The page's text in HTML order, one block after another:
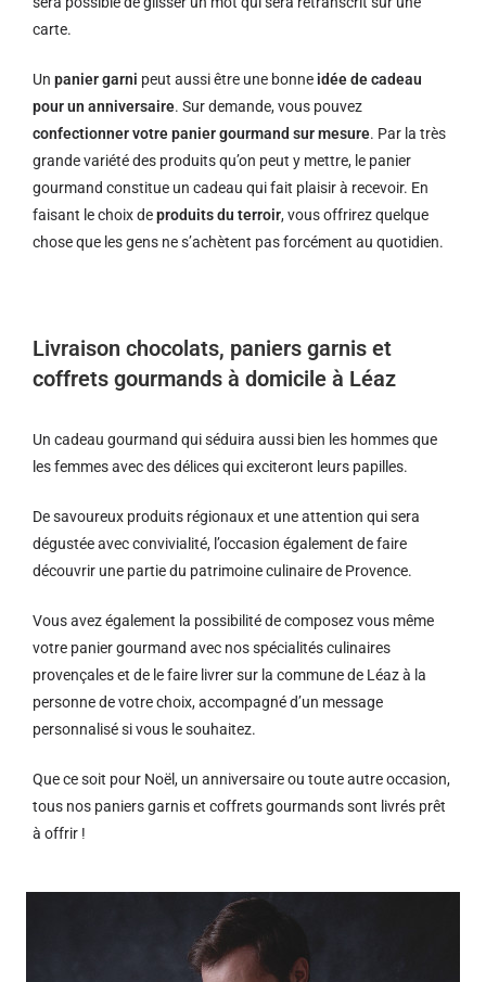
carte.
Un panier garni peut aussi être une bonne idée de cadeau
pour un anniversaire. Sur demande, vous pouvez
confectionner votre panier gourmand sur mesure. Par la très
grande variété des produits qu’on peut y mettre, le panier
gourmand constitue un cadeau qui fait plaisir à recevoir. En
faisant le choix deproduits du terroir, vous offrirez quelque
chose que les gens ne s’achètent pas forcément au quotidien.
Livraison chocolats, paniers garnis et
coffrets gourmands à domicile à Léaz
Un cadeau gourmand qui séduira aussi bien les hommes que
les femmes avec des délices qui exciteront leurs papilles.
De savoureux produits régionaux et une attention qui sera
dégustée avec convivialité, l’occasion également de faire
découvrir une partie du patrimoine culinaire de Provence.
Vous avez également la possibilité de composez vous même
votre panier gourmand avec nos spécialités culinaires
provençales et de le faire livrer sur la commune de Léaz à la
personne de votre choix, accompagné d’un message
personnalisé si vous le souhaitez.
Que ce soit pour Noël, un anniversaire ou toute autre occasion,
tous nos paniers garnis et coffrets gourmands sont livrés prêt
à offrir !